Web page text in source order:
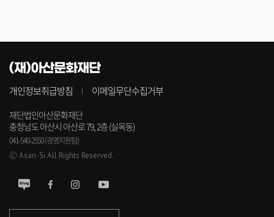
(재)아산문화재단
개인정보취급방침 이메일무단수집거부
재단법인아산문화재단
충청남도 아산시 아산로 79, 2층 (실옥동)
041-540-2550 (경영지원팀)
Ⓒ Asan-Si All Rights Reserved.